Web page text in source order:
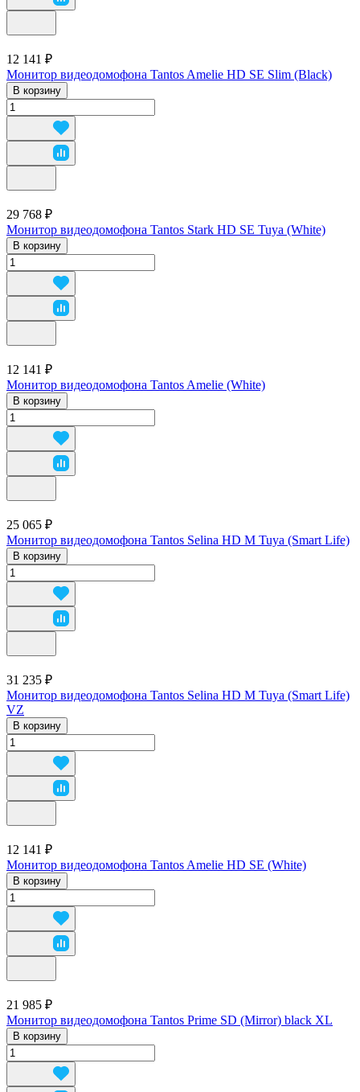
12 141 ₽
Монитор видеодомофона Tantos Amelie HD SE Slim (Black)
В корзину
29 768 ₽
Монитор видеодомофона Tantos Stark HD SE Tuya (White)
В корзину
12 141 ₽
Монитор видеодомофона Tantos Amelie (White)
В корзину
25 065 ₽
Монитор видеодомофона Tantos Selina HD M Tuya (Smart Life)
В корзину
31 235 ₽
Монитор видеодомофона Tantos Selina HD M Tuya (Smart Life)
VZ
В корзину
12 141 ₽
Монитор видеодомофона Tantos Amelie HD SE (White)
В корзину
21 985 ₽
Монитор видеодомофона Tantos Prime SD (Mirror) black XL
В корзину